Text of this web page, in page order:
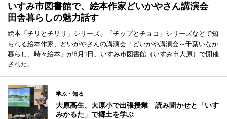
いすみ市図書館で、絵本作家どいかやさん講演会
田舎暮らしの魅力話す
絵本「チリとチリリ」シリーズ、「チップとチョコ」シリーズなどで知
られる絵本作家、どいかやさんの講演会「どいかや講演会～千葉いなか
暮らし、時々絵本」が8月1日、いすみ市図書館（いすみ市大原）で開催
された。
学ぶ・知る
大原高生、大原小で出張授業 読み聞かせと「いす
みかるた」で郷土を学ぶ